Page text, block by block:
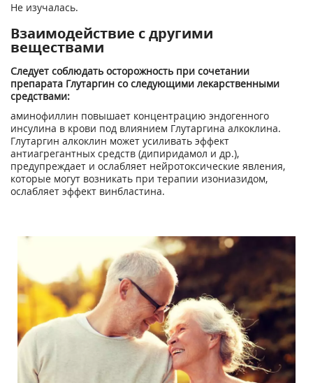
Не изучалась.
Взаимодействие с другими
веществами
Следует соблюдать осторожность при сочетании
препарата Глутаргин со следующими лекарственными
средствами:
аминофиллин повышает концентрацию эндогенного
инсулина в крови под влиянием Глу­таргина алкоклина.
Глутаргин алкоклин может усиливать эффект
антиагрегантных средств (дипиридамол и др.),
предупреждает и ослабляет нейротоксические явления,
которые могут возникать при терапии изониазидом,
ослабляет эффект винбластина.